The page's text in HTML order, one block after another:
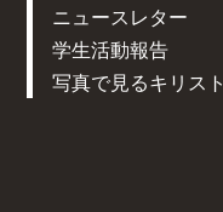
ニュースレター
学生活動報告
写真で見るキリス